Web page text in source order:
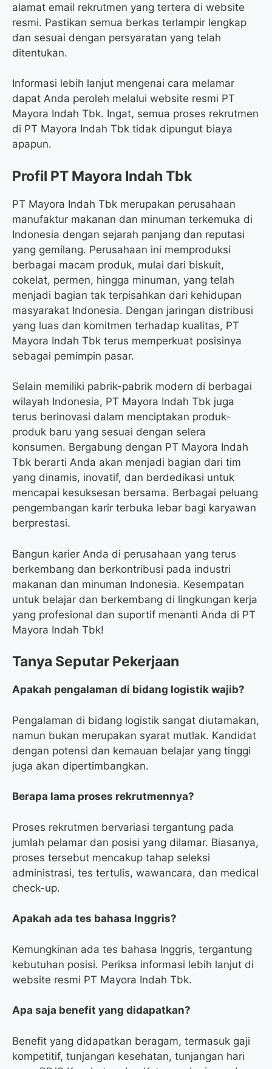
alamat email rekrutmen yang tertera di website
resmi. Pastikan semua berkas terlampir lengkap
dan sesuai dengan persyaratan yang telah
ditentukan.
Informasi lebih lanjut mengenai cara melamar
dapat Anda peroleh melalui website resmi PT
Mayora Indah Tbk. Ingat, semua proses rekrutmen
di PT Mayora Indah Tbk tidak dipungut biaya
apapun.
Profil PT Mayora Indah Tbk
PT Mayora Indah Tbk merupakan perusahaan
manufaktur makanan dan minuman terkemuka di
Indonesia dengan sejarah panjang dan reputasi
yang gemilang. Perusahaan ini memproduksi
berbagai macam produk, mulai dari biskuit,
cokelat, permen, hingga minuman, yang telah
menjadi bagian tak terpisahkan dari kehidupan
masyarakat Indonesia. Dengan jaringan distribusi
yang luas dan komitmen terhadap kualitas, PT
Mayora Indah Tbk terus memperkuat posisinya
sebagai pemimpin pasar.
Selain memiliki pabrik-pabrik modern di berbagai
wilayah Indonesia, PT Mayora Indah Tbk juga
terus berinovasi dalam menciptakan produk-
produk baru yang sesuai dengan selera
konsumen. Bergabung dengan PT Mayora Indah
Tbk berarti Anda akan menjadi bagian dari tim
yang dinamis, inovatif, dan berdedikasi untuk
mencapai kesuksesan bersama. Berbagai peluang
pengembangan karir terbuka lebar bagi karyawan
berprestasi.
Bangun karier Anda di perusahaan yang terus
berkembang dan berkontribusi pada industri
makanan dan minuman Indonesia. Kesempatan
untuk belajar dan berkembang di lingkungan kerja
yang profesional dan suportif menanti Anda di PT
Mayora Indah Tbk!
Tanya Seputar Pekerjaan
Apakah pengalaman di bidang logistik wajib?
Pengalaman di bidang logistik sangat diutamakan,
namun bukan merupakan syarat mutlak. Kandidat
dengan potensi dan kemauan belajar yang tinggi
juga akan dipertimbangkan.
Berapa lama proses rekrutmennya?
Proses rekrutmen bervariasi tergantung pada
jumlah pelamar dan posisi yang dilamar. Biasanya,
proses tersebut mencakup tahap seleksi
administrasi, tes tertulis, wawancara, dan medical
check-up.
Apakah ada tes bahasa Inggris?
Kemungkinan ada tes bahasa Inggris, tergantung
kebutuhan posisi. Periksa informasi lebih lanjut di
website resmi PT Mayora Indah Tbk.
Apa saja benefit yang didapatkan?
Benefit yang didapatkan beragam, termasuk gaji
kompetitif, tunjangan kesehatan, tunjangan hari